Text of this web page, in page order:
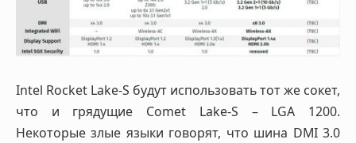
Intel Rocket Lake-S будут использовать тот же сокет,
что и грядущие Comet Lake-S – LGA 1200.
Некоторые злые языки говорят, что шина DMI 3.0